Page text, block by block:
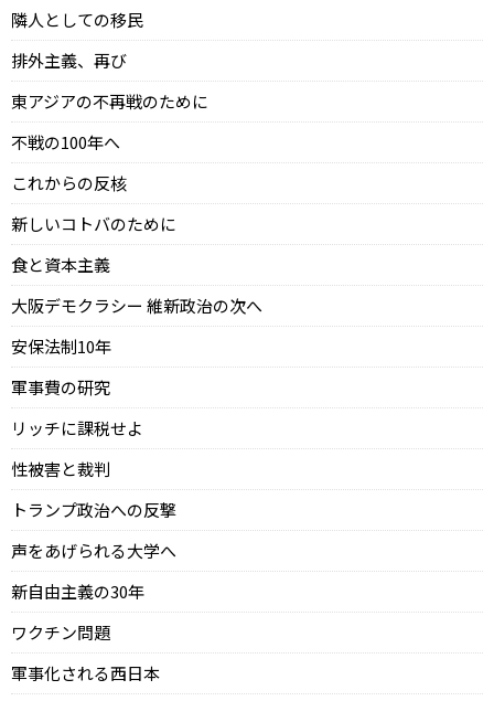
隣人としての移民
排外主義、再び
東アジアの不再戦のために
不戦の100年へ
これからの反核
新しいコトバのために
食と資本主義
大阪デモクラシー 維新政治の次へ
安保法制10年
軍事費の研究
リッチに課税せよ
性被害と裁判
トランプ政治への反撃
声をあげられる大学へ
新自由主義の30年
ワクチン問題
軍事化される西日本